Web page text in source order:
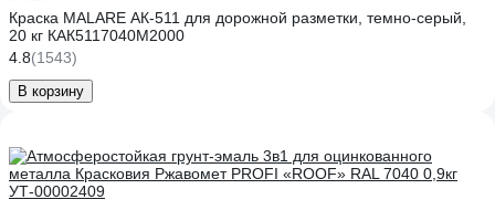
Краска MALARE АК-511 для дорожной разметки, темно-серый,
20 кг КАК5117040М2000
4.8(1543)
В корзину